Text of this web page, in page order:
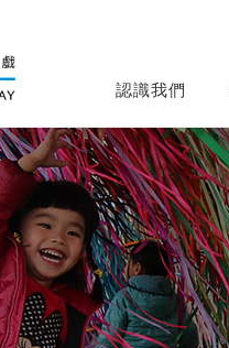
認識我們